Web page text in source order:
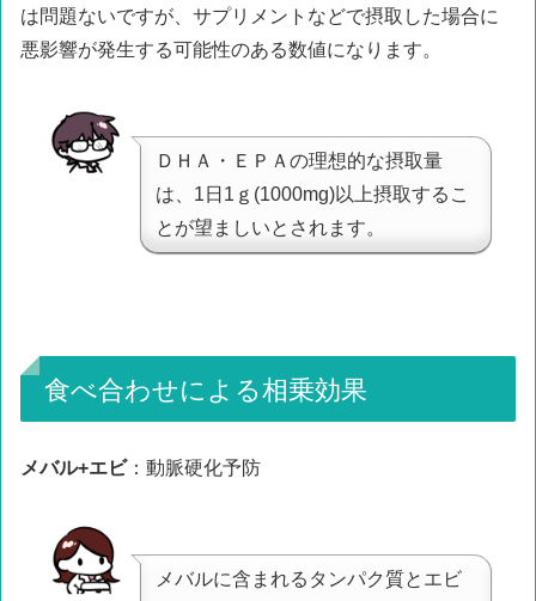
は問題ないですが、サプリメントなどで摂取した場合に
悪影響が発生する可能性のある数値になります。
ＤＨＡ・ＥＰＡの理想的な摂取量
は、1日1ｇ(1000mg)以上摂取するこ
とが望ましいとされます。
食べ合わせによる相乗効果
メバル+エビ：動脈硬化予防
メバルに含まれるタンパク質とエビ